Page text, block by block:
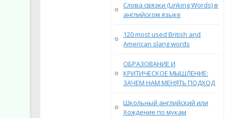
Слова связки (Linking Words) в
английском языке
120 most used British and
American slang words
ОБРАЗОВАНИЕ И
КРИТИЧЕСКОЕ МЫШЛЕНИЕ:
ЗАЧЕМ НАМ МЕНЯТЬ ПОДХОД
Школьный английский или
Хождение по мукам